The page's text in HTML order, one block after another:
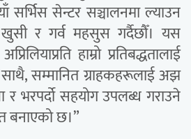
सर्भिस सेन्टर सञ्चालनमा ल्याउन
खुसी र गर्व महसुस गर्दैछौँ। यस
हाम्रो प्रतिबद्धतालाई
सम्मानित ग्राहकहरूलाई अझ
र भरपर्दो सहयोग उपलब्ध गराउने
बनाएको छ।”